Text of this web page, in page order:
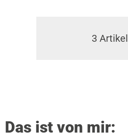
3 Artikel
Das ist von mir: